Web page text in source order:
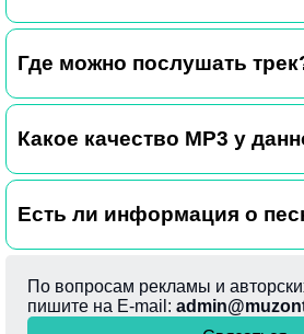
Где можно послушать
Какое качество MP3 у
Есть ли информация о
По вопросам рекламы и
пишите на E-mail: